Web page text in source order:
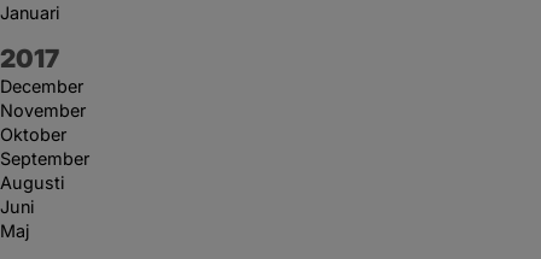
Januari
År:
2017
December
November
Oktober
September
Augusti
Juni
Maj